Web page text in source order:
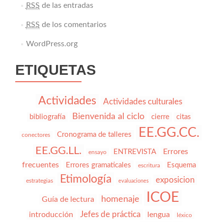
RSS de las entradas
RSS de los comentarios
WordPress.org
ETIQUETAS
Actividades Actividades culturales
bibliografía Bienvenida al ciclo cierre citas
conectores Cronograma de talleres EE.GG.CC.
EE.GG.LL. ensayo ENTREVISTA
Errores
frecuentes
Errores gramaticales escritura Esquema
estrategias Etimología evaluaciones exposicion
Guía de lectura homenaje ICOE
introducción Jefes de práctica lengua léxico